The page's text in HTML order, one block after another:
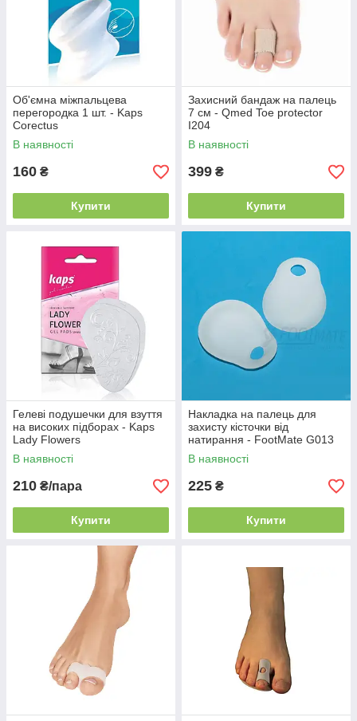
Об'ємна міжпальцева
перегородка 1 шт. - Kaps
Corectus
В наявності
160 ₴
Купити
Захисний бандаж на палець
7 см - Qmed Toe protector
I204
В наявності
399 ₴
Купити
Гелеві подушечки для взуття
на високих підборах - Kaps
Lady Flowers
В наявності
210 ₴/пара
Купити
Накладка на палець для
захисту кісточки від
натирання - FootMate G013
В наявності
225 ₴
Купити